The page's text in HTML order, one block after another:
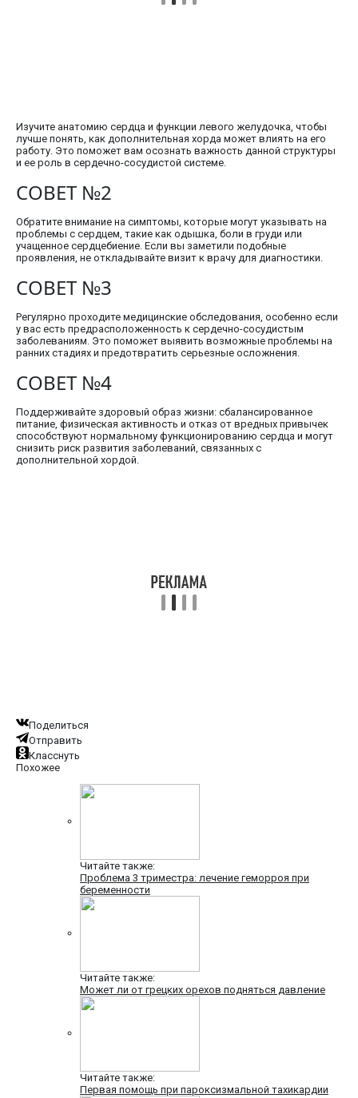
Изучите анатомию сердца и функции левого желудочка, чтобы
лучше понять, как дополнительная хорда может влиять на его
работу. Это поможет вам осознать важность данной структуры
и ее роль в сердечно-сосудистой системе.
СОВЕТ №2
Обратите внимание на симптомы, которые могут указывать на
проблемы с сердцем, такие как одышка, боли в груди или
учащенное сердцебиение. Если вы заметили подобные
проявления, не откладывайте визит к врачу для диагностики.
СОВЕТ №3
Регулярно проходите медицинские обследования, особенно если
у вас есть предрасположенность к сердечно-сосудистым
заболеваниям. Это поможет выявить возможные проблемы на
ранних стадиях и предотвратить серьезные осложнения.
СОВЕТ №4
Поддерживайте здоровый образ жизни: сбалансированное
питание, физическая активность и отказ от вредных привычек
способствуют нормальному функционированию сердца и могут
снизить риск развития заболеваний, связанных с
дополнительной хордой.
Поделиться
Отправить
Класснуть
Похожее
Читайте также:
Проблема 3 триместра: лечение геморроя при
беременности
Читайте также:
Может ли от грецких орехов подняться давление
Читайте также:
Первая помощь при пароксизмальной тахикардии